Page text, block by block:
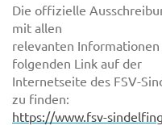
Die offizielle
mit allen
relevanten
folgenden Link auf der
Internetseite des FSV-
zu finden:
https://www.fsv-